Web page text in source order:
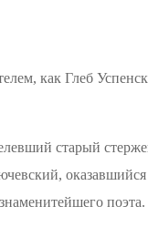
как Глеб
старый
,